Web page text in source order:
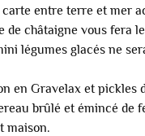
entre terre et mer
de châtaigne vous fera
légumes glacés ne
en Gravelax et pickles
brûlé et émincé de
maison.